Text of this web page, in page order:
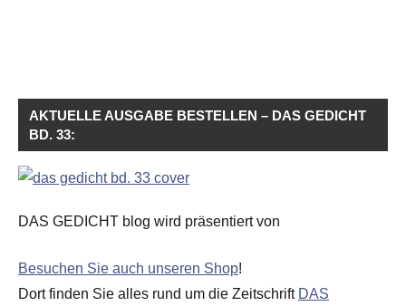
AKTUELLE AUSGABE BESTELLEN – DAS GEDICHT
BD. 33:
DAS GEDICHT blog wird präsentiert von
Besuchen Sie auch unseren Shop!
Dort finden Sie alles rund um die Zeitschrift DAS